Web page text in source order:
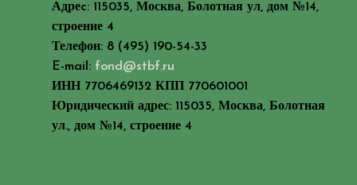
Адреc: 115035, Москва, Болотная ул, дом №14,
строение 4
Телефон: 8 (495) 190-54-33
E-mail: fond@stbf.ru
ИНН 7706469132 КПП 770601001
Юридический адрес: 115035, Москва, Болотная
ул., дом №14, строение 4